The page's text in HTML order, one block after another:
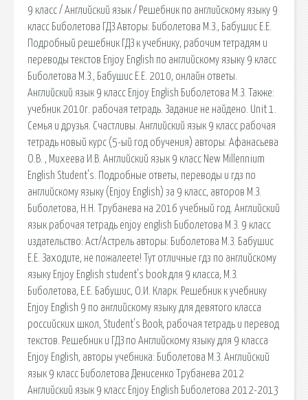
9 класс / Английский язык / Решебник по английскому языку 9
класс Биболетова ГДЗ Авторы: Биболетова М.З., Бабушис Е.Е.
Подробный решебник ГДЗ к учебнику, рабочим тетрадям и
переводы текстов Enjoy English по английскому языку 9 класс
Биболетова М.З., Бабушис Е.Е. 2010, онлайн ответы.
Английский язык 9 класс Enjoy English Биболетова М.З. Также:
учебник 2010г. рабочая тетрадь. Задание не найдено. Unit 1.
Семья и друзья. Счастливы. Английский язык 9 класс рабочая
тетрадь новый курс (5-ый год обучения) авторы: Афанасьева
О.В. , Михеева И.В. Английский язык 9 класс New Millennium
English Student's. Подробные ответы, переводы и гдз по
английскому языку (Enjoy English) за 9 класс, авторов М.З.
Биболетова, Н.Н. Трубанева на 2016 учебный год. Английский
язык рабочая тетрадь enjoy english Биболетова М.З. 9 класс
издательство: Аст/Астрель авторы: Биболетова М.З. Бабушис
Е.Е. Заходите, не пожалеете! Тут отличные гдз по английскому
языку Enjoy English student's book для 9 класса, М.З.
Биболетова, Е.Е. Бабушис, О.И. Кларк. Решебник к учебнику
Enjoy English 9 по английскому языку для девятого класса
российских школ, Student's Book, рабочая тетрадь и перевод
текстов. Решебник и ГДЗ по Английскому языку для 9 класса
Enjoy English, авторы учебника: Биболетова М.З. Английский
язык 9 класс Биболетова Денисенко Трубанева 2012
Английский язык 9 класс Enjoy English Биболетова 2012-2013